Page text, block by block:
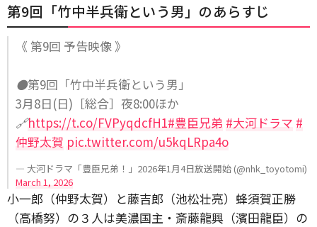
第9回「竹中半兵衛という男」のあらすじ
《 第9回 予告映像 》
⚫️第9回「竹中半兵衛という男」
3月8日(日)［総合］夜8:00ほか
🔗https://t.co/FVPyqdcfH1#豊臣兄弟 #大河ドラマ #
仲野太賀 pic.twitter.com/u5kqLRpa4o
— 大河ドラマ「豊臣兄弟！」2026年1月4日放送開始 (@nhk_toyotomi)
March 1, 2026
小一郎（仲野太賀）と藤吉郎（池松壮亮）蜂須賀正勝
（高橋努）の３人は美濃国主・斎藤龍興（濱田龍臣）の